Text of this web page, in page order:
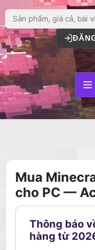
Mua
cho PC —
Thông báo
hàng từ